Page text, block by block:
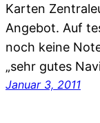
Karten
Angebot. Auf
noch keine
„sehr gutes
Januar 3, 2011